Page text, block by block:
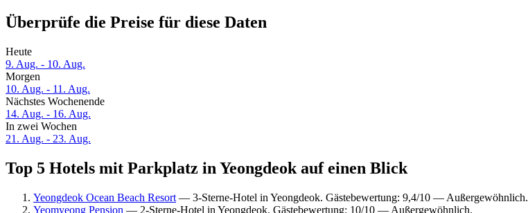
Überprüfe die Preise für diese Daten
Heute
9. Aug. - 10. Aug.
Morgen
10. Aug. - 11. Aug.
Nächstes Wochenende
14. Aug. - 16. Aug.
In zwei Wochen
21. Aug. - 23. Aug.
Top 5 Hotels mit Parkplatz in Yeongdeok auf einen Blick
Yeongdeok Ocean Beach Resort — 3-Sterne-Hotel in Yeongdeok. Gästebewertung: 9,4/10 — Außergewöhnlich.
Yeomyeong Pension — 2-Sterne-Hotel in Yeongdeok. Gästebewertung: 10/10 — Außergewöhnlich.